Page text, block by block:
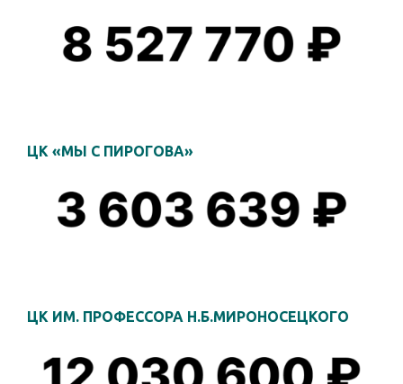
ЦК «МЫ С ПИРОГОВА»
ЦК ИМ. ПРОФЕССОРА Н.Б.МИРОНОСЕЦКОГО